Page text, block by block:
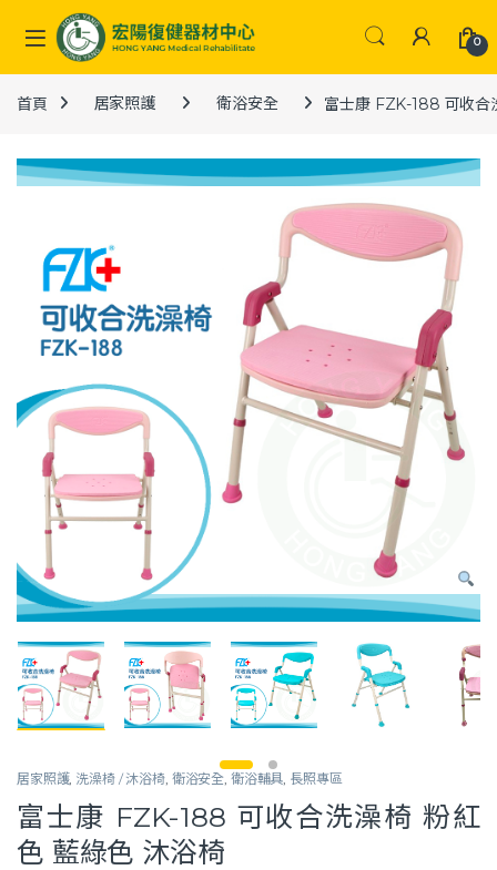
Skip to navigation
Skip to content
0
首頁 居家照護 衛浴安全 富士康 FZK-188 可收合
居家照護, 洗澡椅 / 沐浴椅, 衛浴安全, 衛浴輔具, 長照專區
富士康 FZK-188 可收合洗澡椅 粉紅
色 藍綠色 沐浴椅